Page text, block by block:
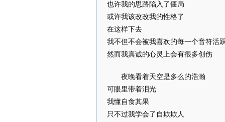
也许我的思路陷入了僵局
或许我该改改我的性格了
在这样下去
我不但不会被我喜欢的每一个音符活
然而我真诚的心灵上会有很多创伤
夜晚看着天空是多么的浩瀚
可眼里带着泪光
我懂自食其果
只不过我学会了自欺欺人